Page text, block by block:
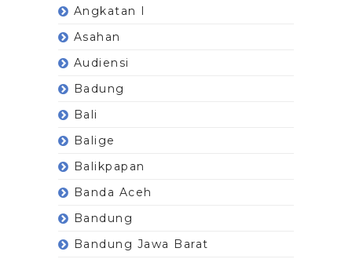
Angkatan I
Asahan
Audiensi
Badung
Bali
Balige
Balikpapan
Banda Aceh
Bandung
Bandung Jawa Barat